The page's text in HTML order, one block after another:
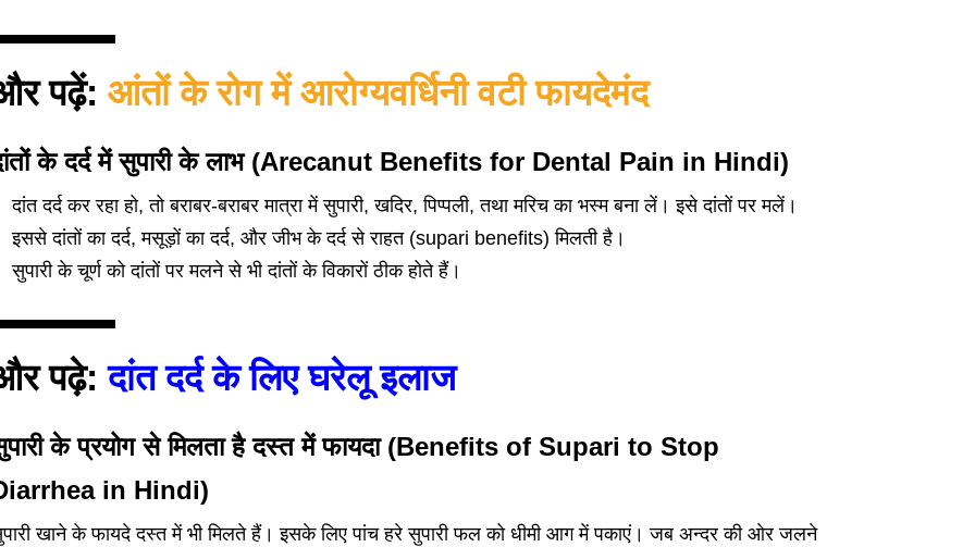
पढ़ें: आंतों के रोग में आरोग्यवर्धिनी वटी फायदेमंद
के दर्द में सुपारी के लाभ (Arecanut Benefits for Dental Pain in Hindi)
दांत दर्दकर रहा हो, तो बराबर-बराबर मात्रा में सुपारी, खदिर, पिप्पली,तथा मरिचका भस्म बना लें। इसे दांतों पर मलें।
इससे दांतों का दर्द, मसूड़ों का दर्द, और जीभ के दर्द से राहत (supari benefits) मिलती है।
सुपारी के चूर्ण को दांतों पर मलने से भी दांतों के विकारों ठीक होते हैं।
पढ़े:दांत दर्द के लिए घरेलू इलाज
के प्रयोग से मिलता है दस्त में फायदा (Benefits of Supari to Stop
in Hindi)
खाने के फायदे दस्त में भी मिलते हैं। इसके लिए पांच हरे सुपारी फल को धीमी आग में पकाएं। जब अन्दर की ओर जलने